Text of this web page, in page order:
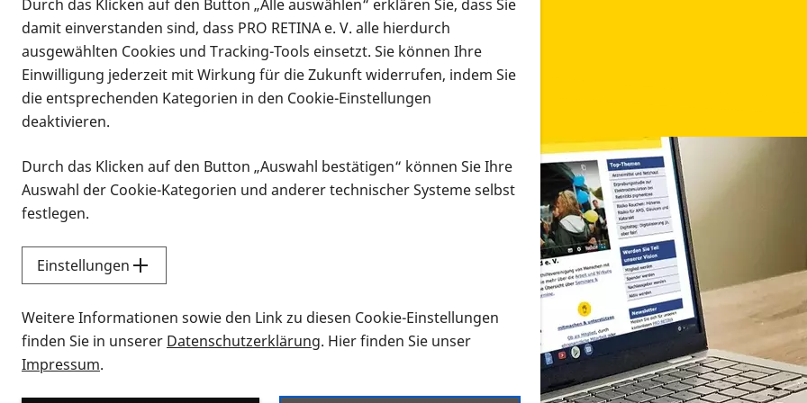
Infomaterial
Infomaterial
Vorlesen
Alle Infomaterialien in verschiedenen Formaten an
Sie möchten wissen, wie Sie nach Infonmaterial suchen und dieses bestellen bzw. herunterladen
Durch das Klicken auf den Button „Alle auswählen“ erklären Sie, dass Sie
damit einverstanden sind, dass PRO RETINA e. V. alle hierdurch
ausgewählten Cookies und Tracking-Tools einsetzt. Sie können Ihre
Einwilligung jederzeit mit Wirkung für die Zukunft widerrufen, indem Sie
die entsprechenden Kategorien in den Cookie-Einstellungen
deaktivieren.
Durch das Klicken auf den Button „Auswahl bestätigen“ können Sie Ihre
Auswahl der Cookie-Kategorien und anderer technischer Systeme selbst
festlegen.
Einstellungen
Weitere Informationen sowie den Link zu diesen Cookie-Einstellungen
finden Sie in unserer Datenschutzerklärung. Hier finden Sie unser
Impressum.